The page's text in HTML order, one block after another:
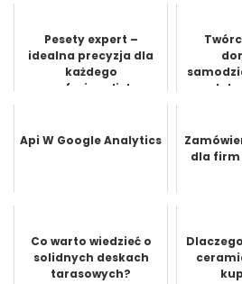
Pesety expert –
idealna precyzja dla
każdego
profesjonalisty
Api W Google Analytics
dla
Co warto wiedzieć o
solidnych deskach
tarasowych?